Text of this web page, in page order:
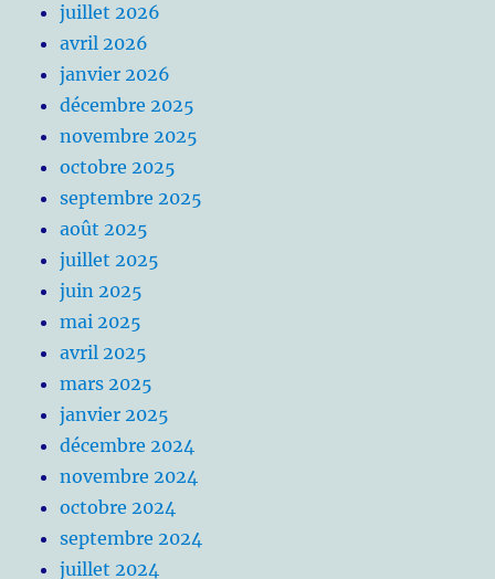
juillet 2026
avril 2026
janvier 2026
décembre 2025
novembre 2025
octobre 2025
septembre 2025
août 2025
juillet 2025
juin 2025
mai 2025
avril 2025
mars 2025
janvier 2025
décembre 2024
novembre 2024
octobre 2024
septembre 2024
juillet 2024